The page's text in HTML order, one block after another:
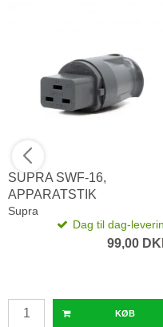
SUPRA SWF-16,
APPARATSTIK
Supra
Dag til dag-
99,00
KØB